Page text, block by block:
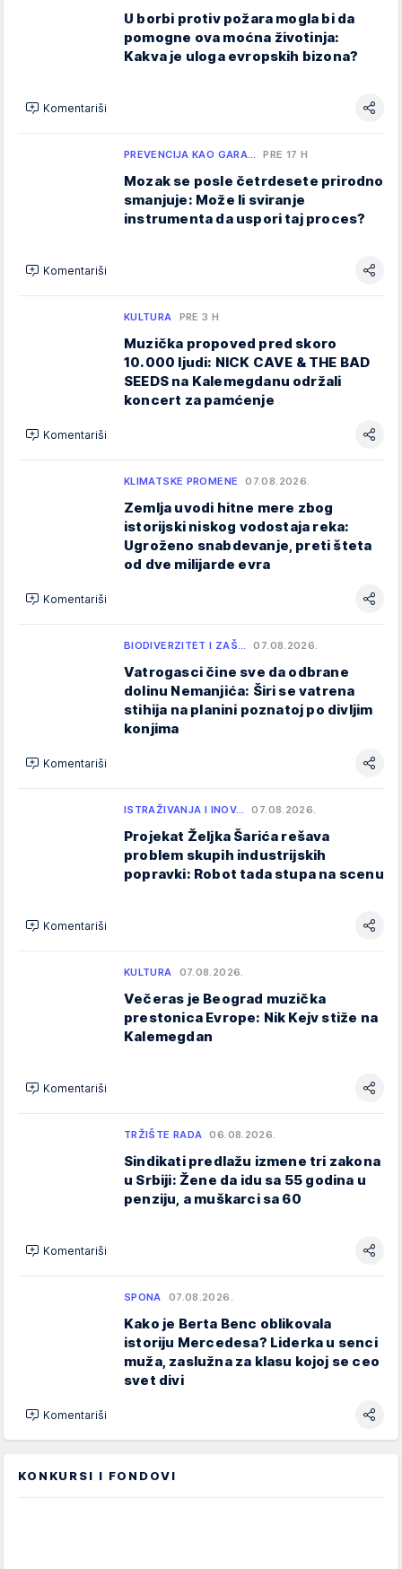
U borbi protiv požara mogla bi da
pomogne ova moćna životinja:
Kakva je uloga evropskih bizona?
Komentariši
PREVENCIJA KAO GARA… PRE 17 H
Mozak se posle četrdesete prirodno
smanjuje: Može li sviranje
instrumenta da uspori taj proces?
Komentariši
KULTURA PRE 3 H
Muzička propoved pred skoro
10.000 ljudi: NICK CAVE & THE BAD
SEEDS na Kalemegdanu održali
koncert za pamćenje
Komentariši
KLIMATSKE PROMENE 07.08.2026.
Zemlja uvodi hitne mere zbog
istorijski niskog vodostaja reka:
Ugroženo snabdevanje, preti šteta
od dve milijarde evra
Komentariši
BIODIVERZITET I ZAŠ… 07.08.2026.
Vatrogasci čine sve da odbrane
dolinu Nemanjića: Širi se vatrena
stihija na planini poznatoj po divljim
konjima
Komentariši
ISTRAŽIVANJA I INOV… 07.08.2026.
Projekat Željka Šarića rešava
problem skupih industrijskih
popravki: Robot tada stupa na scenu
Komentariši
KULTURA 07.08.2026.
Večeras je Beograd muzička
prestonica Evrope: Nik Kejv stiže na
Kalemegdan
Komentariši
TRŽIŠTE RADA 06.08.2026.
Sindikati predlažu izmene tri zakona
u Srbiji: Žene da idu sa 55 godina u
penziju, a muškarci sa 60
Komentariši
SPONA 07.08.2026.
Kako je Berta Benc oblikovala
istoriju Mercedesa? Liderka u senci
muža, zaslužna za klasu kojoj se ceo
svet divi
Komentariši
KONKURSI I FONDOVI